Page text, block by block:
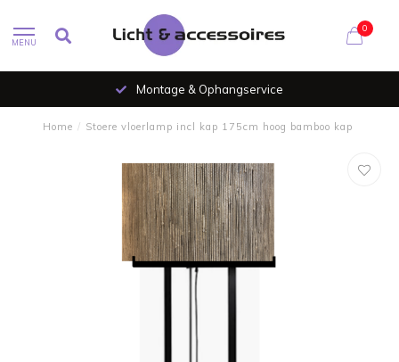
MENU
0
Montage & Ophangservice
Home / Stoere vloerlamp incl kap 175cm hoog bamboo kap